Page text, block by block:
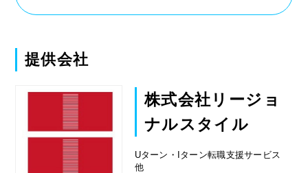
にある分様々にありましたが、中にはハイク
えましたし、担当の方もしっかりと自分の希
望通りの求人をいくつか紹介してもらえたの
で非常に助かりました。
その結果希望をしていた地方への転職ができ
ましたし、やはり地域問わずこれだけ求人数
提供会社
株式会社リージョ
ナルスタイル
Uターン・Iターン転職支援サービス
他